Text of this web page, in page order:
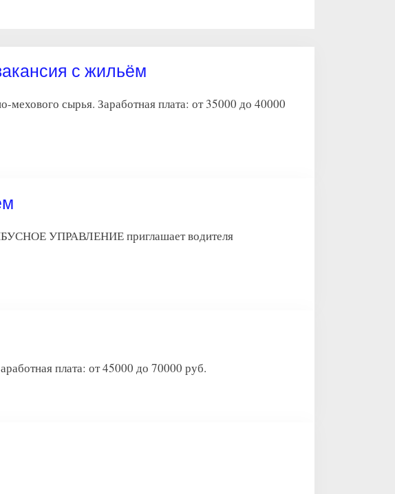
с жильём
мехового сырья. Заработная плата: от 35000 до 40000
УПРАВЛЕНИЕ приглашает водителя
плата: от 45000 до 70000 руб.